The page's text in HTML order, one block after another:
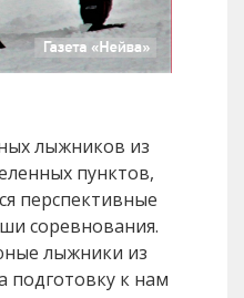
лыжников из
пунктов,
перспективные
соревнования.
лыжники из
к нам